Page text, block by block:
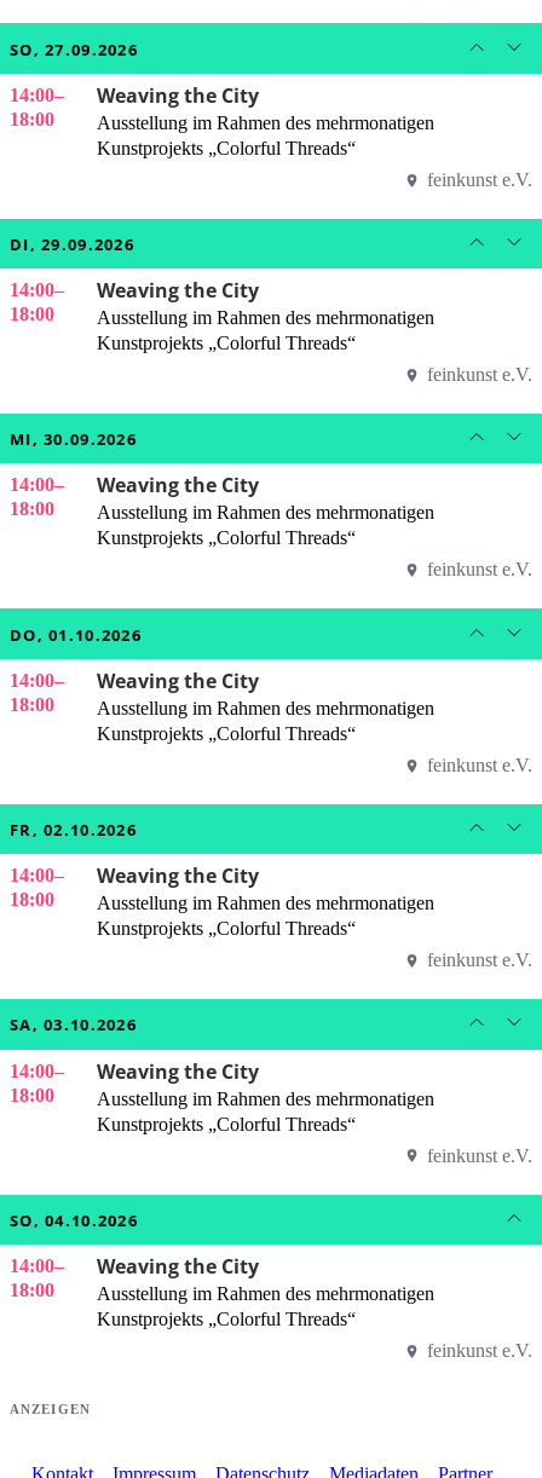
SO, 27.09.2026
14:00–
18:00
Weaving the City
Ausstellung im Rahmen des mehrmonatigen
Kunstprojekts „Colorful Threads“
feinkunst e.V.
DI, 29.09.2026
14:00–
18:00
Weaving the City
Ausstellung im Rahmen des mehrmonatigen
Kunstprojekts „Colorful Threads“
feinkunst e.V.
MI, 30.09.2026
14:00–
18:00
Weaving the City
Ausstellung im Rahmen des mehrmonatigen
Kunstprojekts „Colorful Threads“
feinkunst e.V.
DO, 01.10.2026
14:00–
18:00
Weaving the City
Ausstellung im Rahmen des mehrmonatigen
Kunstprojekts „Colorful Threads“
feinkunst e.V.
FR, 02.10.2026
14:00–
18:00
Weaving the City
Ausstellung im Rahmen des mehrmonatigen
Kunstprojekts „Colorful Threads“
feinkunst e.V.
SA, 03.10.2026
14:00–
18:00
Weaving the City
Ausstellung im Rahmen des mehrmonatigen
Kunstprojekts „Colorful Threads“
feinkunst e.V.
SO, 04.10.2026
14:00–
18:00
Weaving the City
Ausstellung im Rahmen des mehrmonatigen
Kunstprojekts „Colorful Threads“
feinkunst e.V.
ANZEIGEN
Kontakt Impressum Datenschutz Mediadaten Partner